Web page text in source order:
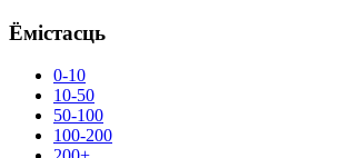
Ёмістасць
0-10
10-50
50-100
100-200